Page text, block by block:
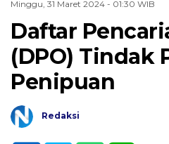
Minggu, 31 Maret 2024 - 01:30 WIB
Daftar
(DPO) Tindak
Penipuan
Redaksi